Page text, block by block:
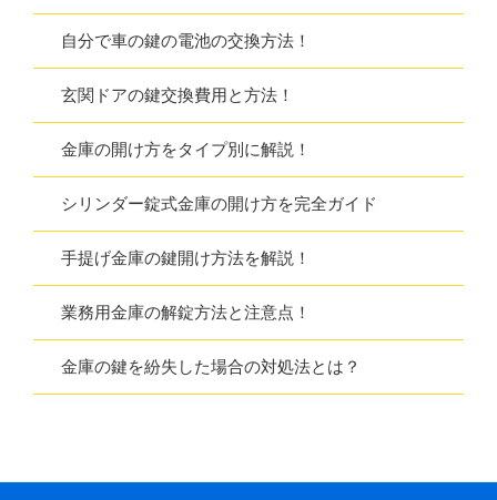
自分で車の鍵の電池の交換方法！
玄関ドアの鍵交換費用と方法！
金庫の開け方をタイプ別に解説！
シリンダー錠式金庫の開け方を完全ガイド
手提げ金庫の鍵開け方法を解説！
業務用金庫の解錠方法と注意点！
金庫の鍵を紛失した場合の対処法とは？